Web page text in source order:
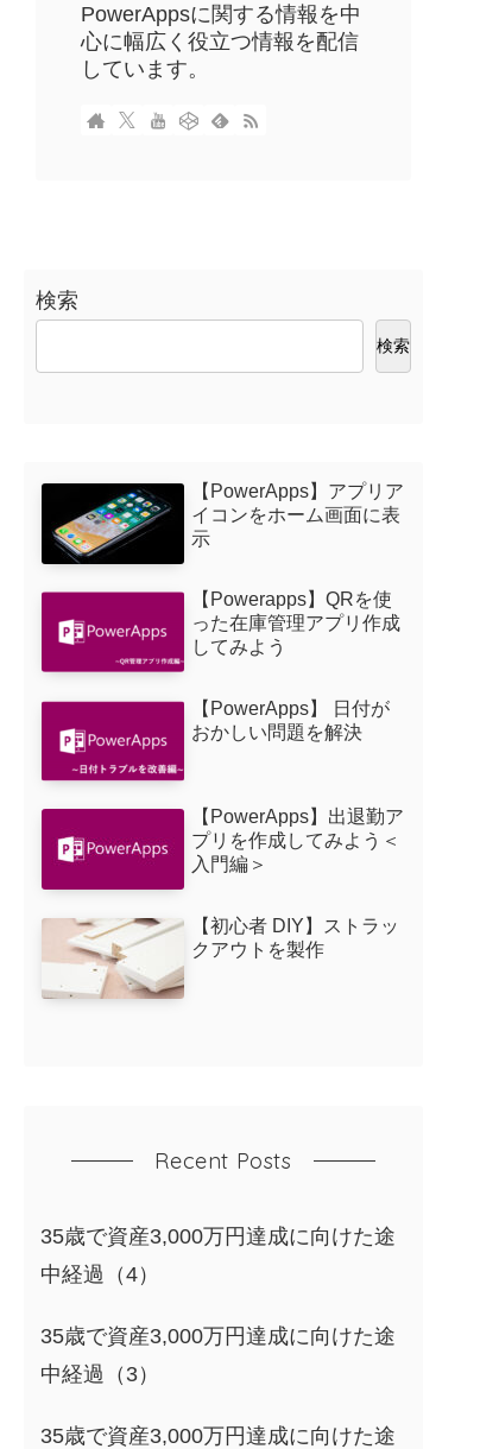
PowerAppsに関する情報を中
心に幅広く役立つ情報を配信
しています。
検索
検索
【PowerApps】アプリア
イコンをホーム画面に表
示
【Powerapps】QRを使
った在庫管理アプリ作成
してみよう
【PowerApps】 日付が
おかしい問題を解決
【PowerApps】出退勤ア
プリを作成してみよう＜
入門編＞
【初心者 DIY】ストラッ
クアウトを製作
Recent Posts
35歳で資産3,000万円達成に向けた途
中経過（4）
35歳で資産3,000万円達成に向けた途
中経過（3）
35歳で資産3,000万円達成に向けた途